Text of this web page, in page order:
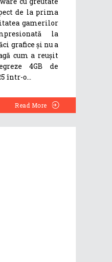
de la prima
gamerilor
la
grafice și nu a
cum a reușit
4GB de
într-o
Read More